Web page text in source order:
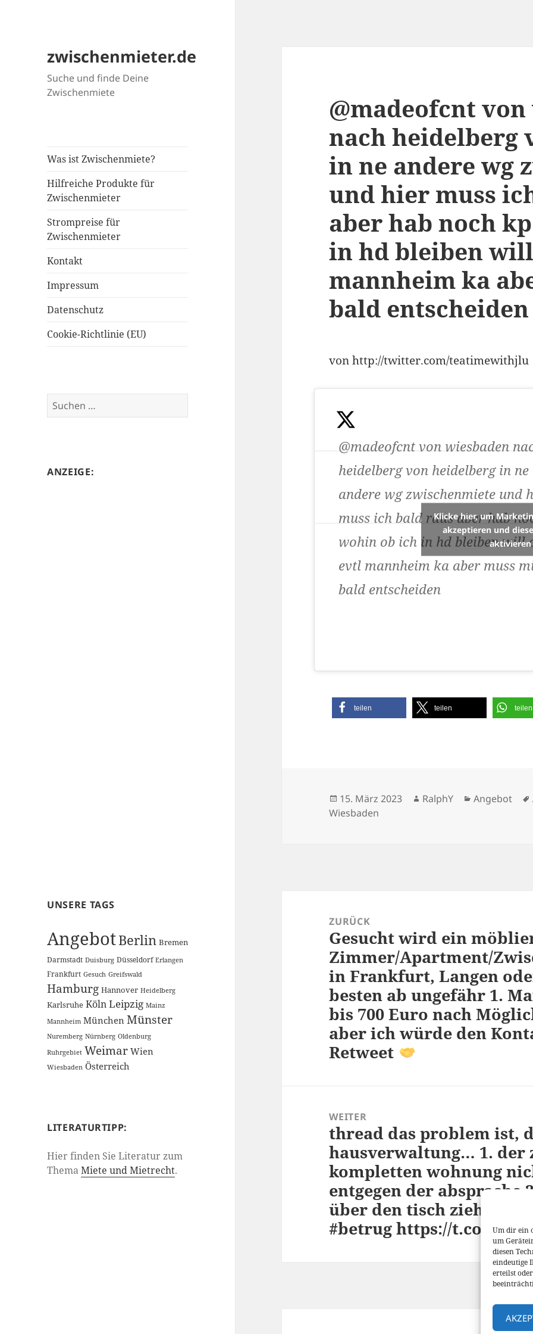
Um dir ein
um
diesen
eindeutige
erteilst
zwischenmieter.de
Suche und finde Deine
Zwischenmiete
Was ist Zwischenmiete?
Hilfreiche Produkte für
Zwischenmieter
Strompreise für
Zwischenmieter
Kontakt
Impressum
Datenschutz
Cookie-Richtlinie (EU)
Suchen
nach:
ANZEIGE:
UNSERE TAGS
AngebotBerlin Bremen
Darmstadt Duisburg Düsseldorf Erlangen
Frankfurt Gesuch Greifswald
Hamburg Hannover Heidelberg
Karlsruhe KölnLeipzig Mainz
Mannheim München Münster
Nuremberg Nürnberg Oldenburg
Ruhrgebiet WeimarWien
Wiesbaden Österreich
LITERATURTIPP:
Hier finden Sie Literatur zum
ThemaMiete und Mietrecht.
@madeofcnt
nach heidelberg
in ne andere wg
und hier muss
aber hab noch
in hd bleiben
mannheim ka
bald entscheiden
von http://twitter.com/teatimewithjlu
@madeofcnt von wiesbaden
heidelberg von heidelberg in ne
andere wg zwischenmiete und
muss ich bald raus aber hab
wohin ob ich in hd bleiben will
evtl mannheim ka aber muss
bald entscheiden
Klicke hier, um
akzeptieren und
aktivieren
teilen teilen teilen
Veröffentlicht
am
15. März 2023 Autor
RalphY Kategorien
Angebot
Wiesbaden
ZURÜCK
Vorheriger
Beitrag:
Gesucht wird ein
Zimmer/Apartment/
in Frankfurt, Langen
besten ab ungefähr 1.
bis 700 Euro nach
aber ich würde den
Retweet
WEITER
Nächster
Beitrag:
thread das problem ist,
hausverwaltung… 1. der
kompletten wohnung
entgegen der absprache
über den tisch ziehen.
#betrug https://t.co/